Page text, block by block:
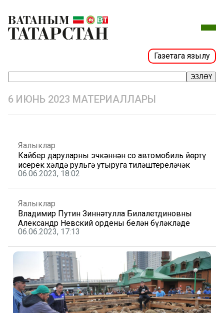
Газетага язылу
ЭЗЛӘҮ
6 ИЮНЬ 2023 МАТЕРИАЛЛАРЫ
Яңалыклар
Кайбер даруларны эчкәннән соң автомобиль йөртү
исерек хәлдә рульгә утыруга тиңләштереләчәк
06.06.2023, 18:02
Яңалыклар
Владимир Путин Зиннәтулла Билалетдиновны
Александр Невский ордены белән бүләкләде
06.06.2023, 17:13